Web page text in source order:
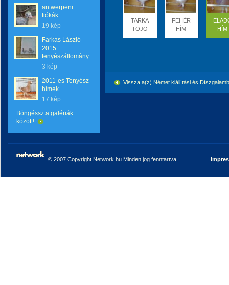
antwerpeni
fiókák
19 kép
Farkas László
2015
tenyészállomány
3 kép
2011-es Tenyész
hímek
17 kép
Böngéssz a galériák
között!
TARKA
TOJO
FEHÉR
HÍM
HÍM
Vissza a(z) Német kiállítási és
© 2007 Copyright Network.hu Minden jog fenntartva.